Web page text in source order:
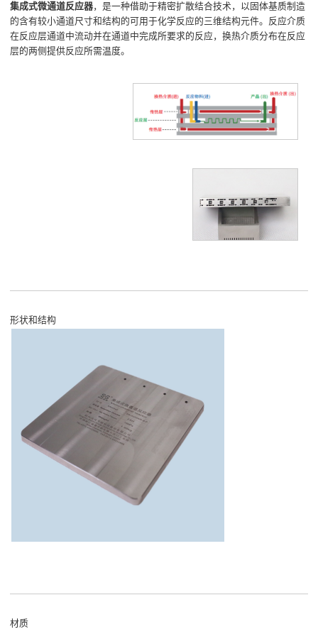
集成式微通道反应器，是一种借助于精密扩散结合技术，以固体基质制造
的含有较小通道尺寸和结构的可用于化学反应的三维结构元件。反应介质
在反应层通道中流动并在通道中完成所要求的反应，换热介质分布在反应
层的两侧提供反应所需温度。
形状和结构
材质